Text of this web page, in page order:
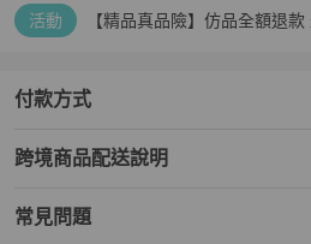
★免國際運費，免高額關稅．90天仿品
★下單時於 PopChill 付費台幣499元加
商品圖文相符以及二次鑑定和確認缺件
供拍照服務，買家有權利取消訂單，無
【PopChill 香港購物保障】
★ 香港地區：下單時於 PopChill 付費
活動 【精品真品險】仿品全額退
付款方式
跨境商品配送說明
常見問題